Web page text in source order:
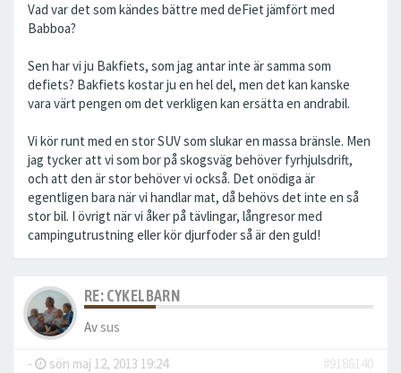
Vad var det som kändes bättre med deFiet jämfört med
Babboa?
Sen har vi ju Bakfiets, som jag antar inte är samma som
defiets? Bakfiets kostar ju en hel del, men det kan kanske
vara värt pengen om det verkligen kan ersätta en andrabil.
Vi kör runt med en stor SUV som slukar en massa bränsle. Men
jag tycker att vi som bor på skogsväg behöver fyrhjulsdrift,
och att den är stor behöver vi också. Det onödiga är
egentligen bara när vi handlar mat, då behövs det inte en så
stor bil. I övrigt när vi åker på tävlingar, långresor med
campingutrustning eller kör djurfoder så är den guld!
RE: CYKELBARN
Avsus
- sön maj 12, 2013 19:24
#9186140